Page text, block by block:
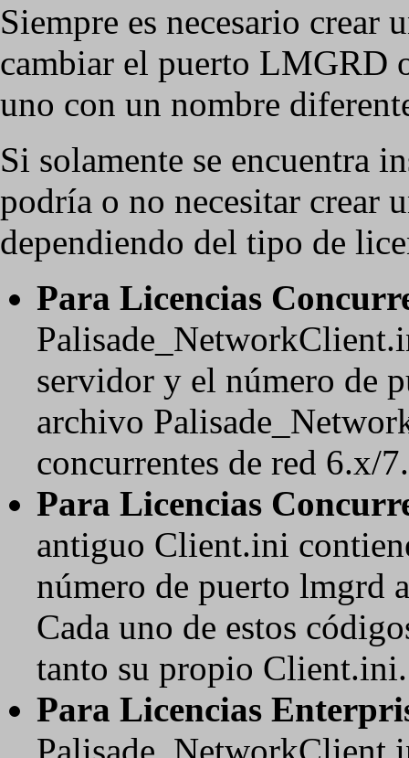
Siempre es necesario crear
cambiar el puerto LMGRD
uno con un nombre
Si solamente se encuentra
podría o no necesitar crear
dependiendo del tipo de
Para Licencias
servidor y el número de
archivo
concurrentes de red 6.x/
Para Licencias
antiguo Client.ini
número de puerto lmgrd
Cada uno de estos
tanto su propio Client.ini.
Para Licencias